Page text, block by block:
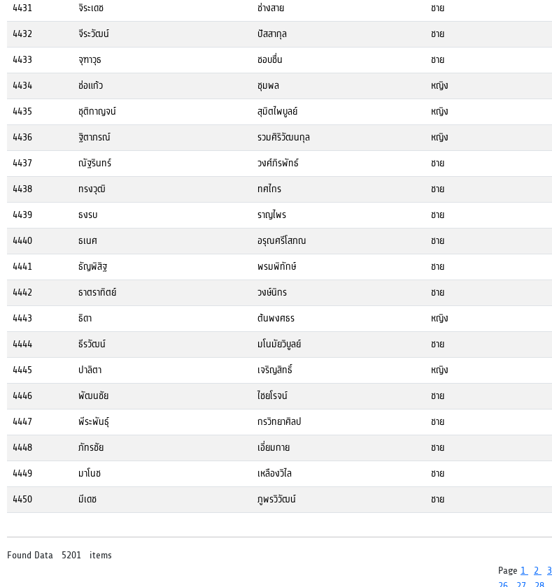
4431
จิระเดช ช่างสาย ชาย
4432
จีระวัฒน์ ปัสสากุล ชาย
4433
จุฑาวุธ ชอบชื่น ชาย
4434
ช่อแก้ว ชุมพล หญิง
4435
ชุติกาญจน์ สุมิตไพบูลย์ หญิง
4436
ฐิตาภรณ์ รวมศิริวัฒนกุล หญิง
4437
ณัฐรินทร์ วงศ์ภิรพัทธ์ ชาย
4438
ทรงวุฒิ ทศไกร ชาย
4439
ธงรบ ราญไพร ชาย
4440
ธเนศ อรุณศรีโสภณ ชาย
4441
ธัญพิสิฐ พรมพิทักษ์ ชาย
4442
ธาตราทิตย์ วงษ์นิกร ชาย
4443
ธิดา ต้นพงศธร หญิง
4444
ธีรวัฒน์ มโนมัยวิบูลย์ ชาย
4445
ปาลิตา เจริญสิทธิ์ หญิง
4446
พัฒนชัย ไชยโรจน์ ชาย
4447
พีระพันธุ์ กรวิทยาศิลป ชาย
4448
ภัทรชัย เอี่ยมกาย ชาย
4449
มาโนช เหลืองวิไล ชาย
4450
มีเดช ภูพรวิวัฒน์ ชาย
Found Data 5201 items
Page 1 2 3